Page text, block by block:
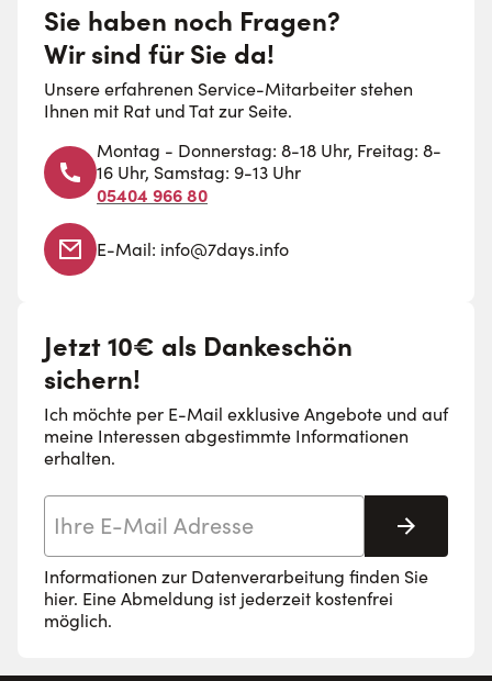
Sie haben noch Fragen?
Wir sind für Sie da!
Unsere erfahrenen Service-Mitarbeiter stehen
Ihnen mit Rat und Tat zur Seite.
Montag - Donnerstag: 8-18 Uhr, Freitag: 8-
16 Uhr, Samstag: 9-13 Uhr
05404 966 80
E-Mail: info@7days.info
Jetzt 10€ als Dankeschön
sichern!
Ich möchte per E-Mail exklusive Angebote und auf
meine Interessen abgestimmte Informationen
erhalten.
Informationen zur Datenverarbeitung finden Sie
hier. Eine Abmeldung ist jederzeit kostenfrei
möglich.